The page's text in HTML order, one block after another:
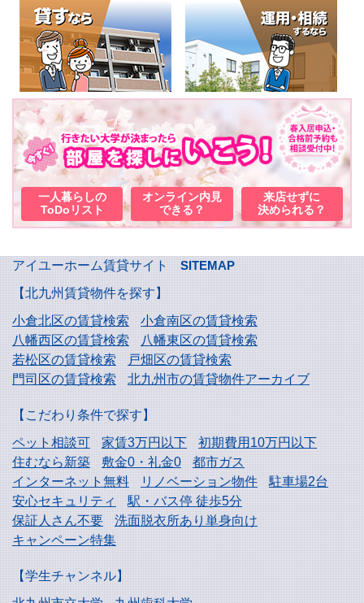
一人暮らしの
ToDoリスト
オンライン内見
できる？
来店せずに
決められる？
アイユーホーム賃貸サイト
SITEMAP
【北九州賃貸物件を探す】
小倉北区の賃貸検索
小倉南区の賃貸検索
八幡西区の賃貸検索
八幡東区の賃貸検索
若松区の賃貸検索
戸畑区の賃貸検索
門司区の賃貸検索
北九州市の賃貸物件アーカイブ
【こだわり条件で探す】
ペット相談可
家賃3万円以下
初期費用10万円以下
住むなら新築
敷金0・礼金0
都市ガス
インターネット無料
リノベーション物件
駐車場2台
安心セキュリティ
駅・バス停 徒歩5分
保証人さん不要
洗面脱衣所あり単身向け
キャンペーン特集
【学生チャンネル】